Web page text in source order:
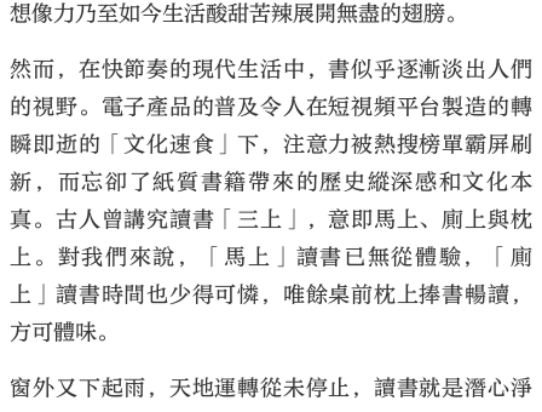
想像力乃至如今生活酸甜苦辣展開無盡的翅膀。
然而，在快節奏的現代生活中，書似乎逐漸淡出人們
的視野。電子產品的普及令人在短視頻平台製造的轉
瞬即逝的「文化速食」下，注意力被熱搜榜單霸屏刷
新，而忘卻了紙質書籍帶來的歷史縱深感和文化本
真。古人曾講究讀書「三上」，意即馬上、廁上與枕
上。對我們來說，「馬上」讀書已無從體驗，「廁
上」讀書時間也少得可憐，唯餘桌前枕上捧書暢讀，
方可體味。
窗外又下起雨，天地運轉從未停止，讀書就是潛心淨